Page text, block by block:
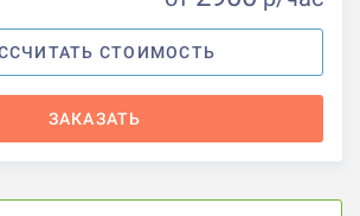
СТОИМОСТЬ
ЗАКАЗАТЬ